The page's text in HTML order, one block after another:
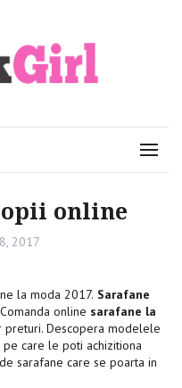
Menu
online
2017
la moda 2017. Sarafane
online sarafane la
Descopera modelele
care le poti achizitiona
sarafane care se poarta in